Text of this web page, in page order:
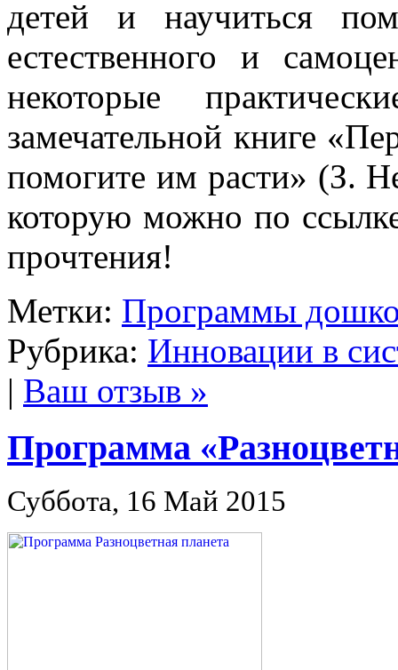
детей и научиться
естественного и
некоторые
замечательной книге
помогите им расти» (З.
которую можно по
прочтения!
Метки: Программы
Рубрика: Инновации в
| Ваш отзыв »
Программа
Суббота, 16 Май 2015